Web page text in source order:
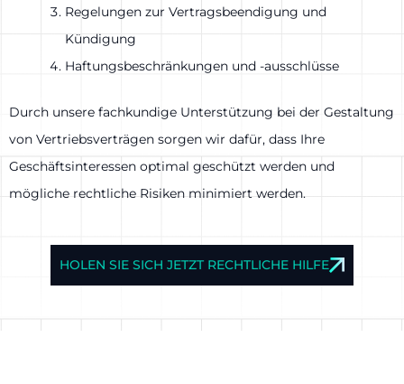
Regelungen zur Vertragsbeendigung und
Kündigung
Haftungsbeschränkungen und -ausschlüsse
Durch unsere fachkundige Unterstützung bei der Gestaltung
von Vertriebsverträgen sorgen wir dafür, dass Ihre
Geschäftsinteressen optimal geschützt werden und
mögliche rechtliche Risiken minimiert werden.
HOLEN SIE SICH JETZT RECHTLICHE HILFE